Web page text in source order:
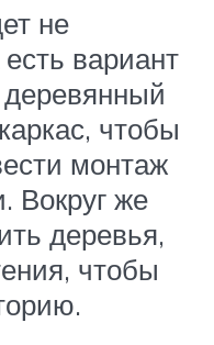
не
вариант
чтобы
монтаж
Вокруг же
деревья,
чтобы